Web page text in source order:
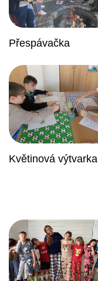
Přespávačka
Květinová výtvarka